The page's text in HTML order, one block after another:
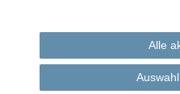
Schreib
Alle